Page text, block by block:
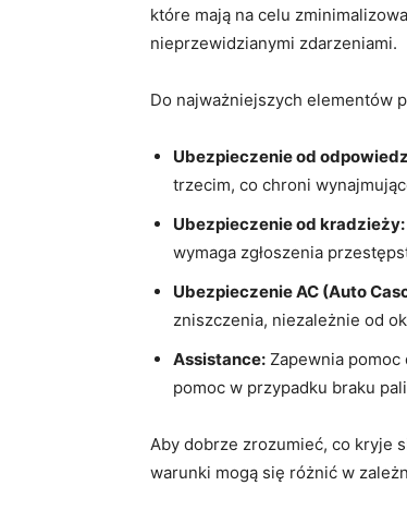
które mają na celu
nieprzewidzianymi zdarzeniami.
Do najważniejszych elementów
Ubezpieczenie od
trzecim,​ co chroni
Ubezpieczenie ⁣od kradzieży:
wymaga zgłoszenia
Ubezpieczenie AC (Auto
zniszczenia, niezależnie od
Assistance: Zapewnia
pomoc w​ przypadku ⁢braku
Aby dobrze zrozumieć,‌ co kryje
warunki mogą się różnić w